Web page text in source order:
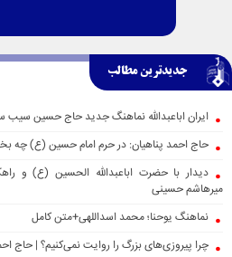
جدیدترین مطالب
ایران اباعبدالله نماهنگ جدید حاج حسین
حاج احمد پناهیان: در حرم امام حسین (ع) چه
دیدار با حضرت اباعبدالله الحسین (ع) و
میرهاشم حسینی
نماهنگ یوحنا؛ محمد اسداللهی+متن کامل
چرا پیروزی‌های بزرگ را روایت نمی‌کنیم؟ | حاج